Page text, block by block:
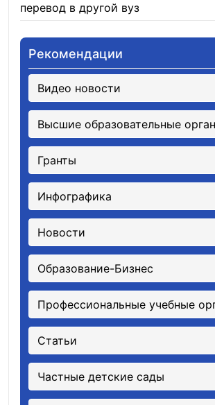
перевод в другой вуз
Рекомендации
Видео новости
Высшие образовательные
Гранты
Инфографика
Новости
Образование-Бизнес
Профессиональные учебные
Статьи
Частные детские сады